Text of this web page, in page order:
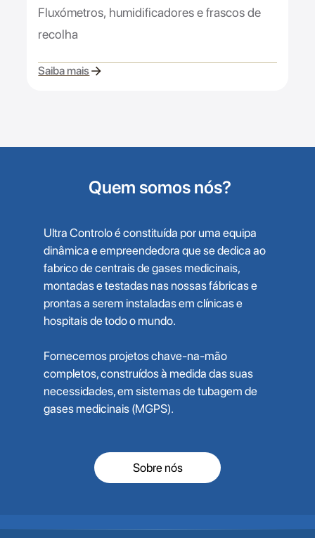
Fluxómetros, humidificadores e frascos de
recolha
Saiba mais
Quem somos nós?
Ultra Controlo é constituída por uma equipa
dinâmica e empreendedora que se dedica ao
fabrico de centrais de gases medicinais,
montadas e testadas nas nossas fábricas e
prontas a serem instaladas em clínicas e
hospitais de todo o mundo.
Fornecemos projetos chave-na-mão
completos, construídos à medida das suas
necessidades, em sistemas de tubagem de
gases medicinais (MGPS).
Sobre nós